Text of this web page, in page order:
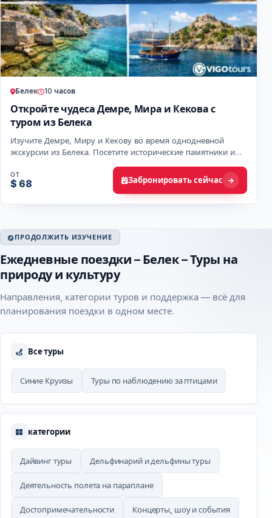
Белек 10 часов
Откройте чудеса Демре, Мира и Кекова с
туром из Белека
Изучите Демре, Миру и Кекову во время однодневной
экскурсии из Белека. Посетите исторические памятники и
ОТ
$ 68 Забронировать сейчас
ПРОДОЛЖИТЬ ИЗУЧЕНИЕ
Ежедневные поездки – Белек – Туры на
природу и культуру
Направления, категории туров и поддержка — всё для
планирования поездки в одном месте.
Все туры
Синие Круизы Туры по наблюдению за птицами
категории
Дайвинг туры Дельфинарий и дельфины туры
Деятельность полета на параплане
Достопримечательности Концерты, шоу и события